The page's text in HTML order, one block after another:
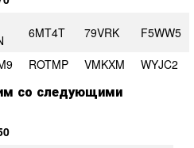
6MT4T 79VRK
F5WW5
ROTMP VMKXM WYJC2
со следующими